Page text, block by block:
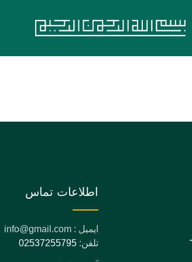
اطلاعات تماس
ایمیل : info@gmail.com
تلفن: 02537255795